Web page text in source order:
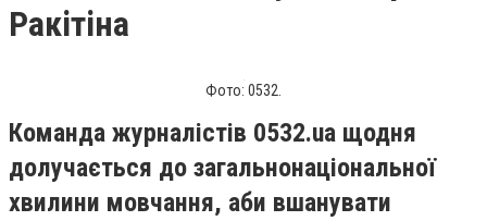
Ракітіна
Фото: 0532.
Команда журналістів 0532.ua щодня
долучається до загальнонаціональної
хвилини мовчання, аби вшанувати